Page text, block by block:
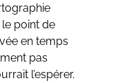
point de
en temps
pas
l’espérer.